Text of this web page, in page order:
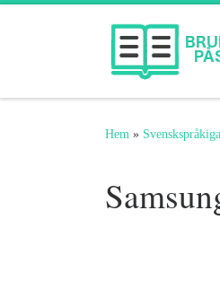
Hoppa till innehåll
Hem »